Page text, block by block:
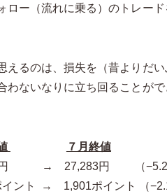
ロー（流れに乗る）のトレー
えるのは、損失を（昔よりだ
わないなりに立ち回ることが
７月終値
円 → 27,283円 （−5.24
ント → 1,901ポイント （